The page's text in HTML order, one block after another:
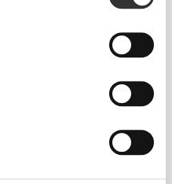
au lave-vaisselle et au
x 3,11" x 1,06"